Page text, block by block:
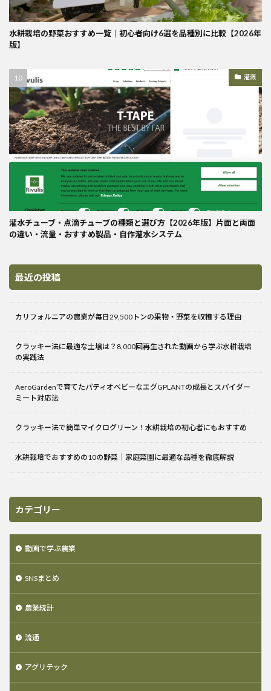
水耕栽培の野菜おすすめ一覧｜初心者向け6選を品種別に比較【2026年
版】
灌漑
灌水チューブ・点滴チューブの種類と選び方【2026年版】片面と両面
の違い・流量・おすすめ製品・自作灌水システム
最近の投稿
カリフォルニアの農業が毎日29,500トンの果物・野菜を収穫する理由
クラッキー法に最適な土壌は？8,000回再生された動画から学ぶ水耕栽培
の実践法
AeroGardenで育てたパティオベビーなエグGPLANTの成長とスパイダー
ミート対応法
クラッキー法で簡単マイクログリーン！水耕栽培の初心者にもおすすめ
水耕栽培でおすすめの10の野菜｜家庭菜園に最適な品種を徹底解説
カテゴリー
動画で学ぶ農業
SNSまとめ
農業統計
流通
アグリテック